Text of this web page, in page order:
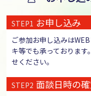
STEP1 お申し込み
ご参加お申し込みは
キ等でも承っております
せください。
STEP2 面談日時の